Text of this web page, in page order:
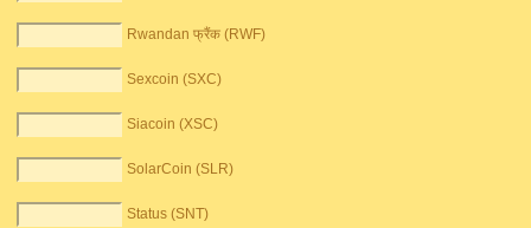
Rwandan फ्रैंक (RWF)
Sexcoin (SXC)
Siacoin (XSC)
SolarCoin (SLR)
Status (SNT)